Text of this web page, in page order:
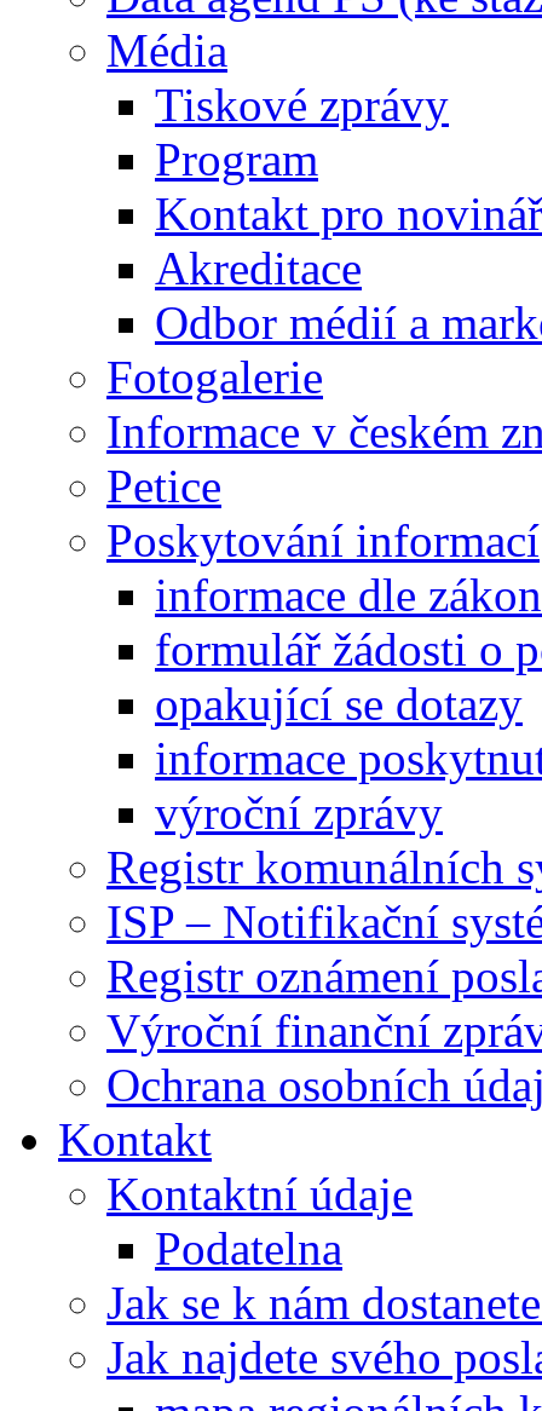
Média
Tiskové zprávy
Program
Kontakt pro
Akreditace
Odbor médií a
Fotogalerie
Informace v českém
Petice
Poskytování informací
informace dle
formulář žádosti o
opakující se dotazy
informace
výroční zprávy
Registr komunálních
ISP – Notifikační
Registr oznámení
Výroční finanční
Ochrana osobních
Kontakt
Kontaktní údaje
Podatelna
Jak se k nám
Jak najdete svého